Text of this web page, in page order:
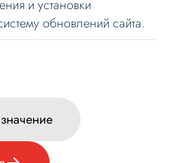
и установки
обновлений сайта.